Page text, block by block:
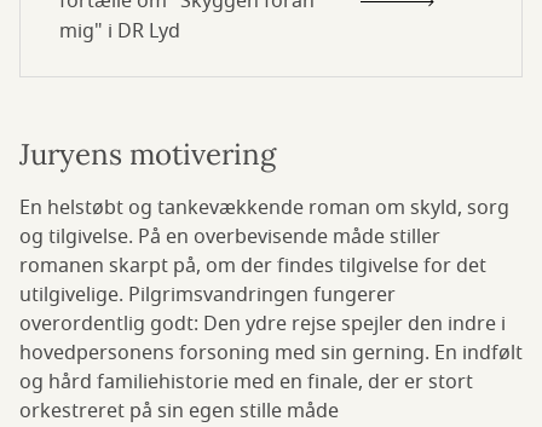
mig" i DR Lyd
Juryens motivering
En helstøbt og tankevækkende roman om skyld, sorg
og tilgivelse. På en overbevisende måde stiller
romanen skarpt på, om der findes tilgivelse for det
utilgivelige. Pilgrimsvandringen fungerer
overordentlig godt: Den ydre rejse spejler den indre i
hovedpersonens forsoning med sin gerning. En indfølt
og hård familiehistorie med en finale, der er stort
orkestreret på sin egen stille måde